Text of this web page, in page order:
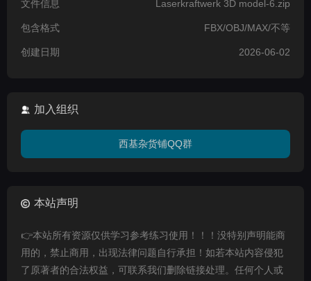
文件信息 Laserkraftwerk 3D model-6.zip
包含格式 FBX/OBJ/MAX/不等
创建日期 2026-06-02
加入组织
西基杂货铺QQ群
本站声明
👉本站所有资源仅供学习参考练习使用！！！没特别声明能商
用的，禁止商用，出现法律问题自行承担！如若本站内容侵犯
了原著者的合法权益，可联系我们删除链接处理。任何个人或